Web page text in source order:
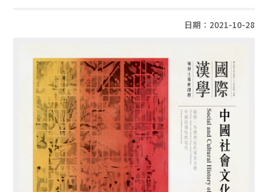
日期：2021-10-28